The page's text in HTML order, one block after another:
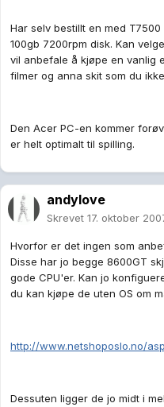
Har selv bestillt en med
100gb 7200rpm disk. Kan
vil anbefale å kjøpe en vanlig
filmer og anna skit som du
Den Acer PC-en kommer
er helt optimalt til spilling.
andylove
Skrevet 17. oktober
Hvorfor er det ingen som
Disse har jo begge 8600GT
gode CPU'er. Kan jo
du kan kjøpe de uten OS om
http://www.netshoposlo.no/
Dessuten ligger de jo midt i